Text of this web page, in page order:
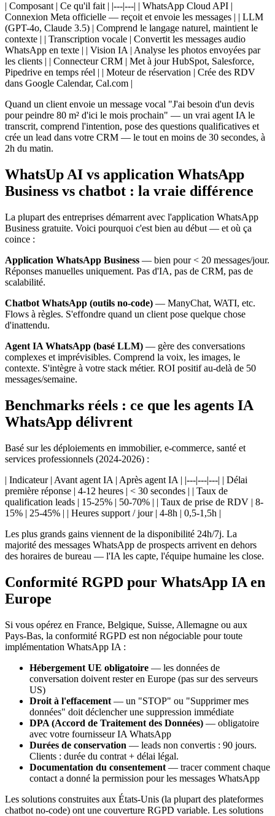
| Composant | Ce qu'il fait | |---|---| | WhatsApp Cloud API |
Connexion Meta officielle — reçoit et envoie les messages | | LLM
(GPT-4o, Claude 3.5) | Comprend le langage naturel, maintient le
contexte | | Transcription vocale | Convertit les messages audio
WhatsApp en texte | | Vision IA | Analyse les photos envoyées par
les clients | | Connecteur CRM | Met à jour HubSpot, Salesforce,
Pipedrive en temps réel | | Moteur de réservation | Crée des RDV
dans Google Calendar, Cal.com |
Quand un client envoie un message vocal "J'ai besoin d'un devis
pour peindre 80 m² d'ici le mois prochain" — un vrai agent IA le
transcrit, comprend l'intention, pose des questions qualificatives et
crée un lead dans votre CRM — le tout en moins de 30 secondes, à
2h du matin.
WhatsUp AI vs application WhatsApp
Business vs chatbot : la vraie différence
La plupart des entreprises démarrent avec l'application WhatsApp
Business gratuite. Voici pourquoi c'est bien au début — et où ça
coince :
Application WhatsApp Business — bien pour < 20 messages/jour.
Réponses manuelles uniquement. Pas d'IA, pas de CRM, pas de
scalabilité.
Chatbot WhatsApp (outils no-code) — ManyChat, WATI, etc.
Flows à règles. S'effondre quand un client pose quelque chose
d'inattendu.
Agent IA WhatsApp (basé LLM) — gère des conversations
complexes et imprévisibles. Comprend la voix, les images, le
contexte. S'intègre à votre stack métier. ROI positif au-delà de 50
messages/semaine.
Benchmarks réels : ce que les agents IA
WhatsApp délivrent
Basé sur les déploiements en immobilier, e-commerce, santé et
services professionnels (2024-2026) :
| Indicateur | Avant agent IA | Après agent IA | |---|---|---| | Délai
première réponse | 4-12 heures | < 30 secondes | | Taux de
qualification leads | 15-25% | 50-70% | | Taux de prise de RDV | 8-
15% | 25-45% | | Heures support / jour | 4-8h | 0,5-1,5h |
Les plus grands gains viennent de la disponibilité 24h/7j. La
majorité des messages WhatsApp de prospects arrivent en dehors
des horaires de bureau — l'IA les capte, l'équipe humaine les close.
Conformité RGPD pour WhatsApp IA en
Europe
Si vous opérez en France, Belgique, Suisse, Allemagne ou aux
Pays-Bas, la conformité RGPD est non négociable pour toute
implémentation WhatsApp IA :
Hébergement UE obligatoire — les données de
conversation doivent rester en Europe (pas sur des serveurs
US)
Droit à l'effacement — un "STOP" ou "Supprimer mes
données" doit déclencher une suppression immédiate
DPA (Accord de Traitement des Données) — obligatoire
avec votre fournisseur IA WhatsApp
Durées de conservation — leads non convertis : 90 jours.
Clients : durée du contrat + délai légal.
Documentation du consentement — tracer comment chaque
contact a donné la permission pour les messages WhatsApp
Les solutions construites aux États-Unis (la plupart des plateformes
chatbot no-code) ont une couverture RGPD variable. Les solutions